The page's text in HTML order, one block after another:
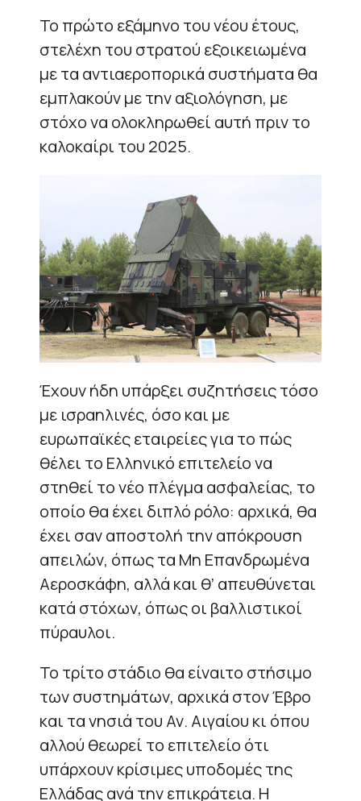
Το πρώτο εξάμηνο του νέου έτους,
στελέχη του στρατού εξοικειωμένα
με τα αντιαεροπορικά συστήματα θα
εμπλακούν με την αξιολόγηση, με
στόχο να ολοκληρωθεί αυτή πριν το
καλοκαίρι του 2025.
Έχουν ήδη υπάρξει συζητήσεις τόσο
με ισραηλινές, όσο και με
ευρωπαϊκές εταιρείες για το πώς
θέλει το Ελληνικό επιτελείο να
στηθεί το νέο πλέγμα ασφαλείας, το
οποίο θα έχει διπλό ρόλο: αρχικά, θα
έχει σαν αποστολή την απόκρουση
απειλών, όπως τα Μη Επανδρωμένα
Αεροσκάφη, αλλά και θ’ απευθύνεται
κατά στόχων, όπως οι βαλλιστικοί
πύραυλοι.
Το τρίτο στάδιο θα είναιτο στήσιμο
των συστημάτων, αρχικά στον Έβρο
και τα νησιά του Αν. Αιγαίου κι όπου
αλλού θεωρεί το επιτελείο ότι
υπάρχουν κρίσιμες υποδομές της
Ελλάδας ανά την επικράτεια. Η